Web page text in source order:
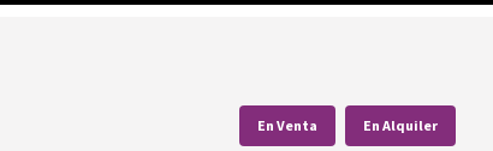
En Venta En Alquiler